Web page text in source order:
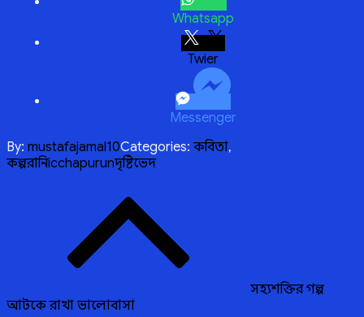
Whatsapp
Twitter
Messenger
By: mustafajamal10Categories: কবিতা,
কল্পরানিicchapurunদৃষ্টিভেদ
সহ্যশক্তির গল্প
আটকে রাখা ভালোবাসা